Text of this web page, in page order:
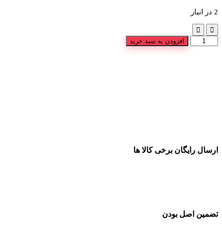
افزودن به سبد خرید
برخی کالا ها
اصل بودن